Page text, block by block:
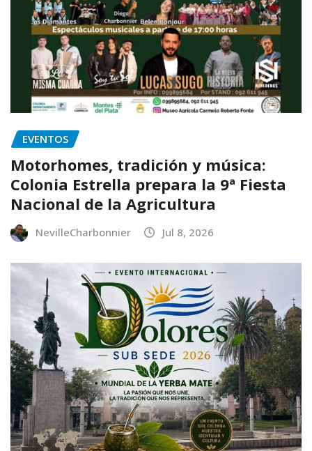
EVENTOS
Motorhomes, tradición y música:
Colonia Estrella prepara la 9ª Fiesta
Nacional de la Agricultura
NevilleCharbonnier Jul 8, 2026